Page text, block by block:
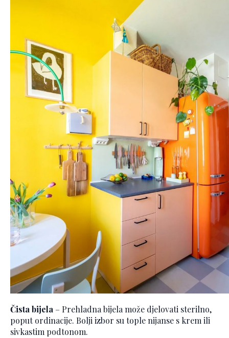
Čista bijela – Prehladna bijela može djelovati sterilno,
poput ordinacije. Bolji izbor su tople nijanse s krem ili
sivkastim podtonom.